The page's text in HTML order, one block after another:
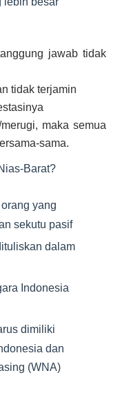
jawab tidak
tidak terjamin
maka semua
sama.
Barat?
yang
sekutu pasif
dalam
Indonesia
dimiliki
dan
(WNA)